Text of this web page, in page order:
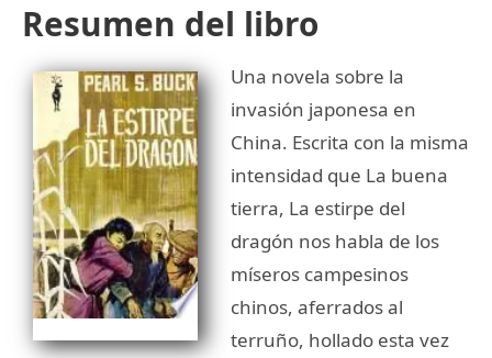
Resumen del libro
Una novela sobre la
invasión japonesa en
China. Escrita con la misma
intensidad que La buena
tierra, La estirpe del
dragón nos habla de los
míseros campesinos
chinos, aferrados al
terruño, hollado esta vez